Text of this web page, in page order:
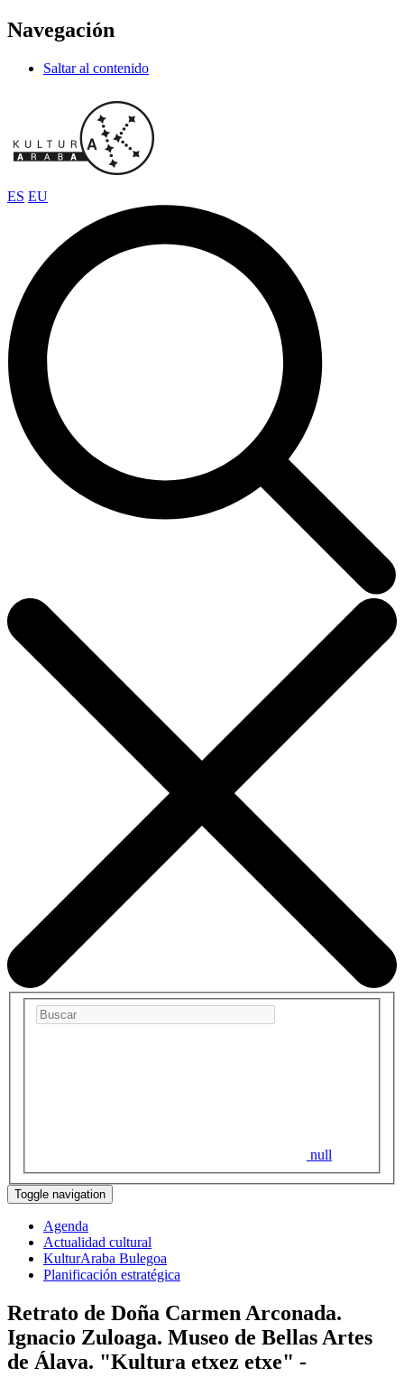
Navegación
Saltar al contenido
ES EU
null
Toggle navigation
Agenda
Actualidad cultural
KulturAraba Bulegoa
Planificación estratégica
Retrato de Doña Carmen Arconada.
Ignacio Zuloaga. Museo de Bellas Artes
de Álava. "Kultura etxez etxe" -